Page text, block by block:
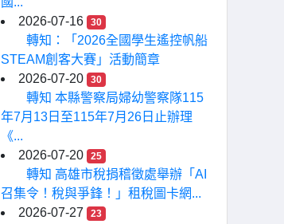
2026-07-16
30
轉知：「2026全國學生遙控帆船
STEAM創客大賽」活動簡章
2026-07-20
30
轉知 本縣警察局婦幼警察隊115
年7月13日至115年7月26日止辦理
《...
2026-07-20
25
轉知 高雄市稅捐稽徵處舉辦「AI
召集令！稅與爭鋒！」租稅圖卡網...
2026-07-27
23